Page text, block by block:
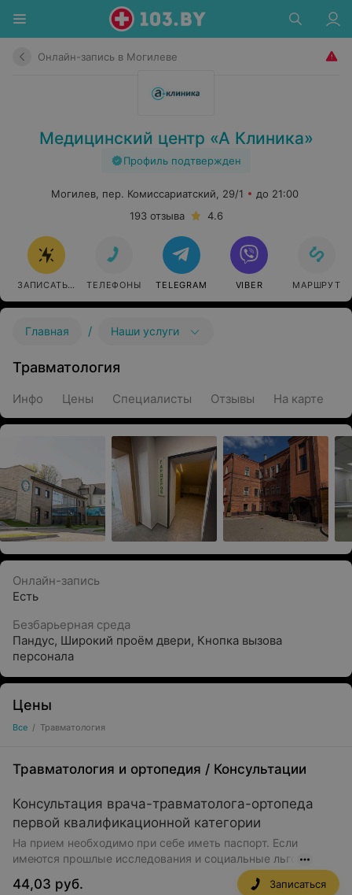
Онлайн-запись в Могилеве
Медицинский центр «А Клиника»
Профиль подтвержден
Могилев, пер. Комиссариатский, 29/1
до 21:00
193 отзыва
4.6
ЗАПИСАТЬСЯ ТЕЛЕФОНЫ TELEGRAM VIBER МАРШРУТ
Главная / Наши услуги
Травматология
Инфо Цены Специалисты Отзывы На карте
Онлайн-запись
Есть
Безбарьерная среда
Пандус, Широкий проём двери, Кнопка вызова
персонала
Цены
Все / Травматология
Травматология и ортопедия / Консультации
Консультация врача-травматолога-ортопеда
первой квалификационной категории
На прием необходимо при себе иметь паспорт. Если
имеются прошлые исследования и социальные льго
44,03 руб. Записаться